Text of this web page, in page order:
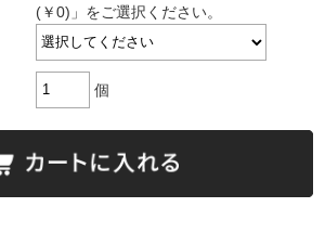
(￥0)」をご選択ください。
個